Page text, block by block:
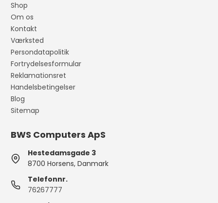
Shop
Om os
Kontakt
Værksted
Persondatapolitik
Fortrydelsesformular
Reklamationsret
Handelsbetingelser
Blog
Sitemap
BWS Computers ApS
Hestedamsgade 3
8700 Horsens, Danmark
Telefonnr.
76267777